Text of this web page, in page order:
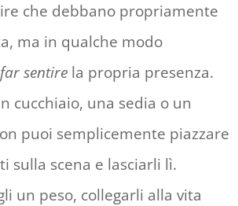
che debbano propriamente
ma in qualche modo
far sentire la propria presenza.
cucchiaio, una sedia o un
puoi semplicemente piazzare
sulla scena e lasciarli lì.
un peso, collegarli alla vita